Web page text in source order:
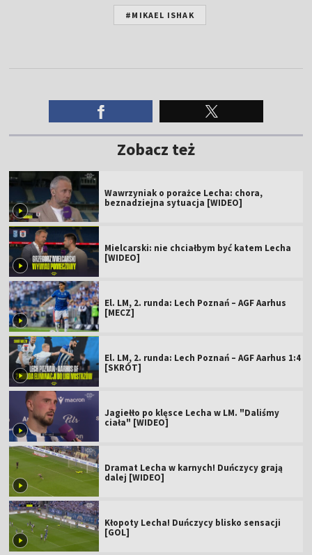
#MIKAEL ISHAK
Zobacz też
Wawrzyniak o porażce Lecha: chora,
beznadziejna sytuacja [WIDEO]
Mielcarski: nie chciałbym być katem Lecha
[WIDEO]
El. LM, 2. runda: Lech Poznań – AGF Aarhus
[MECZ]
El. LM, 2. runda: Lech Poznań – AGF Aarhus 1:4
[SKRÓT]
Jagiełło po klęsce Lecha w LM. "Daliśmy
ciała" [WIDEO]
Dramat Lecha w karnych! Duńczycy grają
dalej [WIDEO]
Kłopoty Lecha! Duńczycy blisko sensacji
[GOL]